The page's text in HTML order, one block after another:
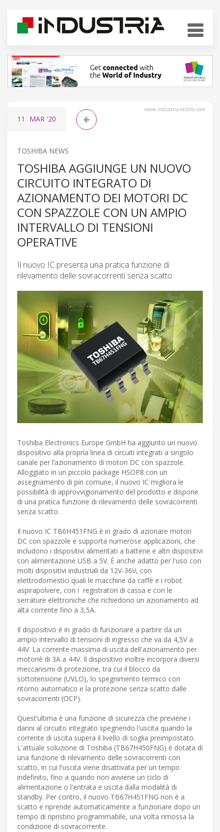
www.industria-online.com
11 MAR '20
TOSHIBA NEWS
TOSHIBA AGGIUNGE UN NUOVO
CIRCUITO INTEGRATO DI
AZIONAMENTO DEI MOTORI DC
CON SPAZZOLE CON UN AMPIO
INTERVALLO DI TENSIONI
OPERATIVE
Il nuovo IC presenta una pratica funzione di
rilevamento delle sovracorrenti senza scatto.
Toshiba Electronics Europe GmbH ha aggiunto un nuovo
dispositivo alla propria linea di circuiti integrati a singolo
canale per l’azionamento di motori DC con spazzole.
Alloggiato in un piccolo package HSOP8 con un
assegnamento di pin comune, il nuovo IC migliora le
possibilità di approvvigionamento del prodotto e dispone
di una pratica funzione di rilevamento delle sovracorrenti
senza scatto.
Il nuovo IC TB6H451FNG è in grado di azionare motori
DC con spazzole e supporta numerose applicazioni, che
includono i dispositivi alimentati a batterie e altri dispositivi
con alimentazione USB a 5V. È anche adatto per l'uso con
molti dispositivi industriali da 12V-36V, con
elettrodomestici quali le macchine da caffè e i robot
aspirapolvere, con i registratori di cassa e con le
serrature elettroniche che richiedono un azionamento ad
alta corrente fino a 3,5A.
Il dispositivo è in grado di funzionare a partire da un
ampio intervallo di tensioni di ingresso che va da 4,5V a
44V. La corrente massima di uscita dell'azionamento per
motoriè di 3A a 44V. Il dispositivo inoltre incorpora diversi
meccanismi di protezione, tra cui il blocco da
sottotensione (UVLO), lo spegnimento termico con
ritorno automatico e la protezione senza scatto dalle
sovracorrenti (OCP).
Quest’ultima è una funzione di sicurezza che previene i
danni al circuito integrato spegnendo l'uscita quando la
corrente di uscita supera il livello di soglia preimpostato.
L'attuale soluzione di Toshiba (TB67H450FNG) è dotata di
una funzione di rilevamento delle sovracorrenti con
scatto, in cui l'uscita viene disattivata per un tempo
indefinito, fino a quando non avviene un ciclo di
alimentazione o l'entrata e uscita dalla modalità di
standby. Per contro, il nuovo TB67H451FNG non è a
scatto e riprende automaticamente a funzionare dopo un
tempo di ripristino programmabile, una volta rimossa la
condizione di sovracorrente.